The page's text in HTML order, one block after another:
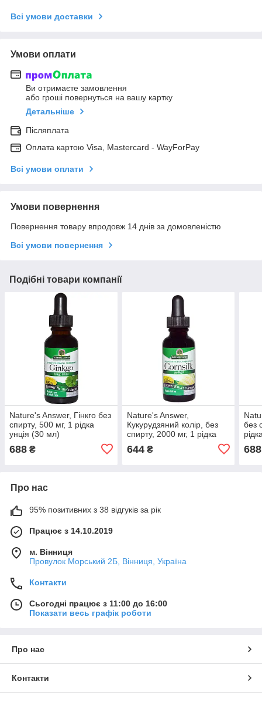
Всі умови доставки
Умови оплати
Ви отримаєте замовлення
або гроші повернуться на вашу картку
Детальніше
Післяплата
Оплата картою Visa, Mastercard - WayForPay
Всі умови оплати
Умови повернення
Повернення товару впродовж 14 днів за домовленістю
Всі умови повернення
Подібні товари компанії
Nature's Answer, Гінкго без
спирту, 500 мг, 1 рідка
унція (30 мл)
688 ₴
Nature's Answer,
Кукурудзяний колір, без
спирту, 2000 мг, 1 рідка
644₴
без
688
Про нас
95% позитивних з 38 відгуків за рік
Працює з 14.10.2019
м. Вінниця
Провулок Морський 2Б, Вінниця, Україна
Контакти
Сьогодні працює з 11:00 до 16:00
Показати весь графік роботи
Про нас
Контакти